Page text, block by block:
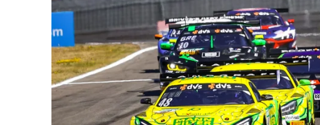
Zweck:
Dieser Cookie speichert Informationen zu
verwendeten Hintergrundbildern der
Website.
Cookie Laufzeit: 24 Stunden